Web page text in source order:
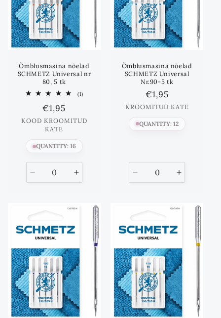
Õmblusmasina nõelad
SCHMETZ Universal nr
80, 5 tk
(1)
Standards
hind
€1,95
KOOD KROOMITUD
KATE
QUANTITY: 16
Vähenda
Suurenda
Õmblusmasina nõelad
SCHMETZ Universal
Nr.90-5 tk
Standards
hind
€1,95
KROOMITUD KATE
QUANTITY: 12
Vähenda
Suurenda